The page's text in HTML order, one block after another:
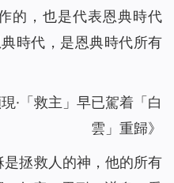
的，也是代表恩典時代
時代，是恩典時代所有
·「救主」早已駕着「白
雲」重歸》
拯救人的神，他的所有